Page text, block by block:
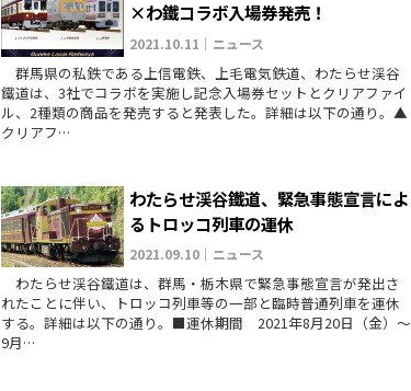
×わ鐵コラボ入場券発売！
2021.10.11｜ニュース
群馬県の私鉄である上信電鉄、上毛電気鉄道、わたらせ渓谷
鐵道は、3社でコラボを実施し記念入場券セットとクリアファイ
ル、2種類の商品を発売すると発表した。詳細は以下の通り。▲
クリアフ…
わたらせ渓谷鐵道、緊急事態宣言によ
るトロッコ列車の運休
2021.09.10｜ニュース
わたらせ渓谷鐵道は、群馬・栃木県で緊急事態宣言が発出さ
れたことに伴い、トロッコ列車等の一部と臨時普通列車を運休
する。詳細は以下の通り。■運休期間 2021年8月20日（金）～
9月…